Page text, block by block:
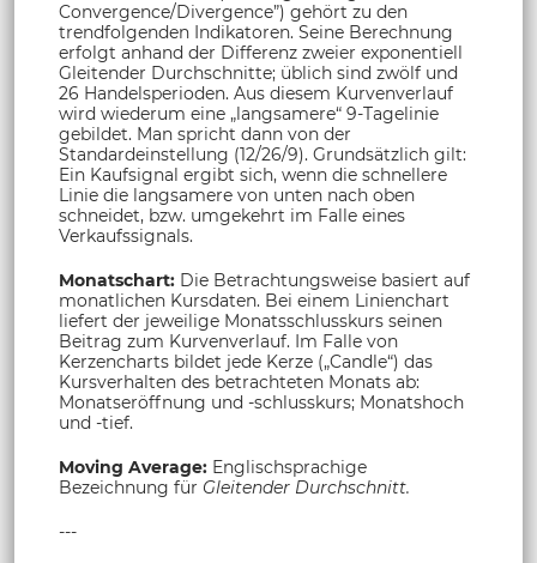
Convergence/Divergence”) gehört zu den
trendfolgenden Indikatoren. Seine Berechnung
erfolgt anhand der Differenz zweier exponentiell
Gleitender Durchschnitte; üblich sind zwölf und
26 Handelsperioden. Aus diesem Kurvenverlauf
wird wiederum eine „langsamere“ 9-Tagelinie
gebildet. Man spricht dann von der
Standardeinstellung (12/26/9). Grundsätzlich gilt:
Ein Kaufsignal ergibt sich, wenn die schnellere
Linie die langsamere von unten nach oben
schneidet, bzw. umgekehrt im Falle eines
Verkaufssignals.
Monatschart: Die Betrachtungsweise basiert auf
monatlichen Kursdaten. Bei einem Linienchart
liefert der jeweilige Monatsschlusskurs seinen
Beitrag zum Kurvenverlauf. Im Falle von
Kerzencharts bildet jede Kerze („Candle“) das
Kursverhalten des betrachteten Monats ab:
Monatseröffnung und -schlusskurs; Monatshoch
und -tief.
Moving Average: Englischsprachige
Bezeichnung für Gleitender Durchschnitt.
---